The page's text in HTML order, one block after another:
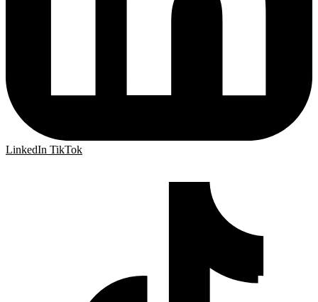
LinkedIn TikTok